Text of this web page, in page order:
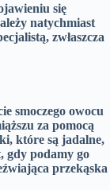
się
natychmiast
zwłaszcza
smoczego owocu
za pomocą
które są jadalne,
gdy podamy go
przekąska